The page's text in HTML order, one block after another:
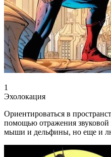
1
Эхолокация
Ориентироваться в
помощью отражения звуковой
мыши и дельфины, но еще и